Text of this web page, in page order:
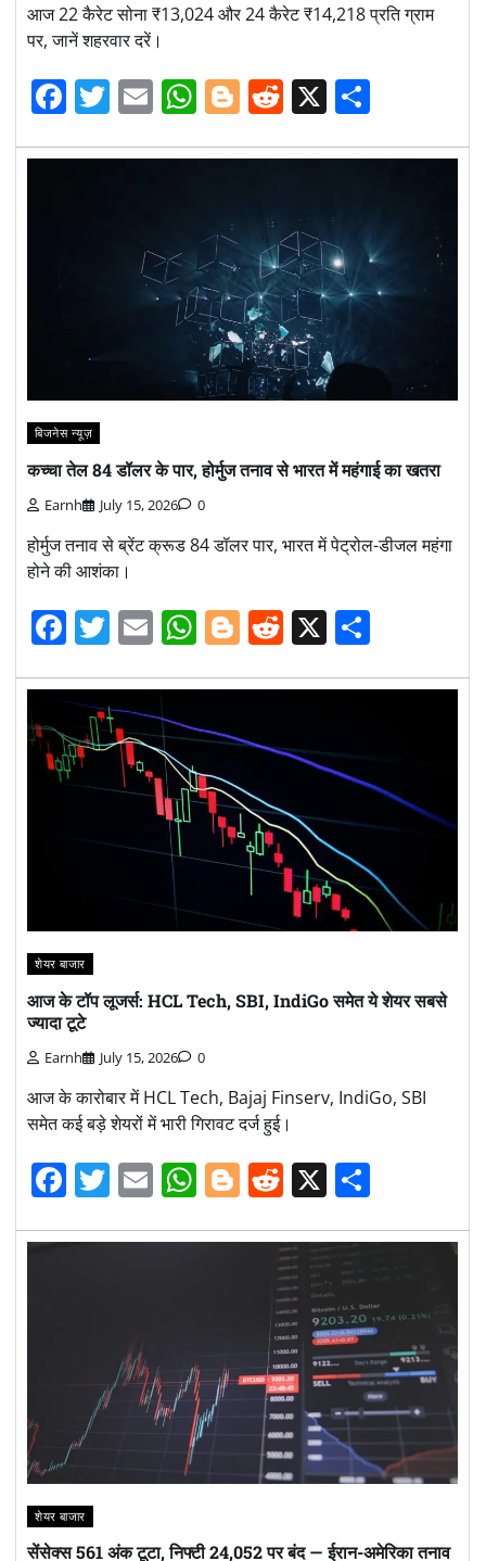
आज 22 कैरेट सोना ₹13,024 और 24 कैरेट ₹14,218 प्रति ग्राम
पर, जानें शहरवार दरें।
Facebook
Twitter
EmailWhatsApp
Blogger
Reddit
X
बिजनेस न्यूज़
कच्चा तेल 84 डॉलर के पार, होर्मुज तनाव से भारत में महंगाई का खतरा
Earnh July 15, 2026 0
होर्मुज तनाव से ब्रेंट क्रूड 84 डॉलर पार, भारत में पेट्रोल-डीजल महंगा
होने की आशंका।
Facebook
Twitter
EmailWhatsApp
Blogger
Reddit
X
शेयर बाजार
आज के टॉप लूजर्स: HCL Tech, SBI, IndiGo समेत ये शेयर सबसे
ज्यादा टूटे
Earnh July 15, 2026 0
आज के कारोबार में HCL Tech, Bajaj Finserv, IndiGo, SBI
समेत कई बड़े शेयरों में भारी गिरावट दर्ज हुई।
Facebook
Twitter
EmailWhatsApp
Blogger
Reddit
X
शेयर बाजार
सेंसेक्स 561 अंक टूटा, निफ्टी 24,052 पर बंद — ईरान-अमेरिका तनाव